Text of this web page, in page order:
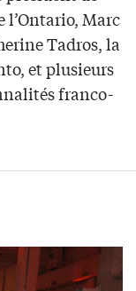
l’Ontario, Marc
Tadros, la
et plusieurs
franco-